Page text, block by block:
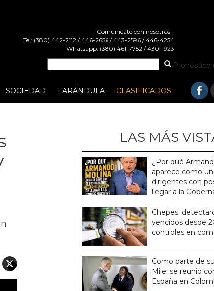
- Comunicate con nosotros -
Tel: (380) 442-2112 / 446-2656 / 443-2596 / 446-4254
Whatsapp: (380) 461-7752 / 430-1923
Pronóstico
SOCIEDAD FARÁNDULA CLASIFICADOS
LAS MÁS
¿Por qué
aparece como
dirigentes con
llegar a la
Chepes:
vencidos desde
controles en
Como parte de
Milei se reunió
España en